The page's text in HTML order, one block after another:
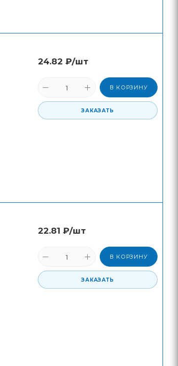
24.82 ₽/шт
В КОРЗИНУ
ЗАКАЗАТЬ
22.81 ₽/шт
В КОРЗИНУ
ЗАКАЗАТЬ